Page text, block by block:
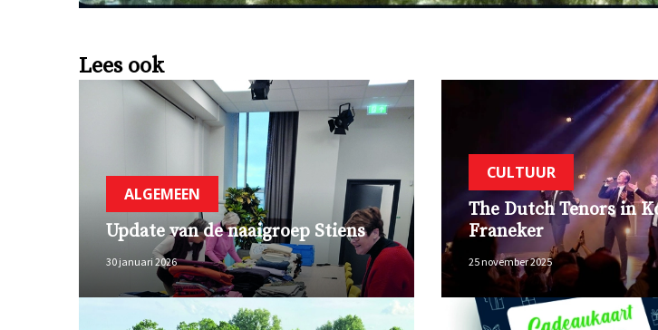
Lees ook
ALGEMEEN
Update van de naaigroep Stiens
30 januari 2026
CULTUUR
The Dutch Tenors in
Franeker
25 november 2025